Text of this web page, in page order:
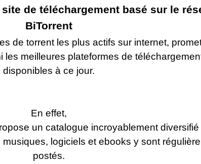
de téléchargement basé sur le
BiTorrent
de torrent les plus actifs sur internet,
les meilleures plateformes de
disponibles à ce jour.
En effet,
un catalogue incroyablement diversifié
logiciels et ebooks y sont
postés.